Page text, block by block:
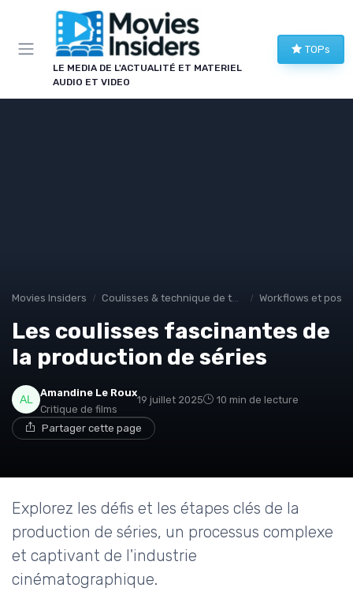
LE MEDIA DE L'ACTUALITÉ ET MATERIEL
AUDIO ET VIDEO
TOPs
Movies Insiders Coulisses & technique de tournage Workflows et
Les coulisses fascinantes de
la production de séries
Amandine Le Roux
Critique de films
19 juillet 2025 10 min de lecture
Partager cette page
Explorez les défis et les étapes clés de la
production de séries, un processus complexe
et captivant de l'industrie
cinématographique.
→ Je rejoins le club
* En rejoignant le club, j'accepte de recevoir les emails
de Movies Insiders et les offres de ses partenaires.
Panneau de gestion des cookies